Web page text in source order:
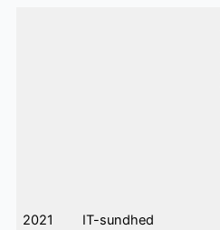
2021 IT-sundhed